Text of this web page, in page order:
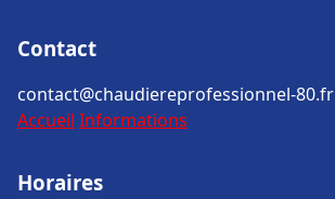
Contact
contact@chaudiereprofessionnel-80.fr
Accueil Informations
Horaires